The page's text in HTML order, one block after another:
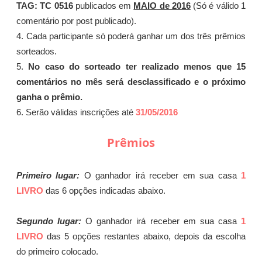
TAG: TC 0516publicados em MAIO de 2016(Só é válido 1
comentário por post publicado).
4. Cada participante só poderá ganhar um dos três prêmios
sorteados.
5.
No caso do sorteado ter realizado menos que 15
comentários no mês será desclassificado e o próximo
ganha o prêmio.
6. Serão válidas inscrições até 31/05/2016
Prêmios
Primeiro lugar: O ganhador irá receber em sua casa 1
LIVRO das 6 opções indicadas abaixo.
Segundo lugar:O ganhador irá receber em sua casa 1
LIVRO das 5 opções restantes abaixo, depois da escolha
do primeiro colocado.